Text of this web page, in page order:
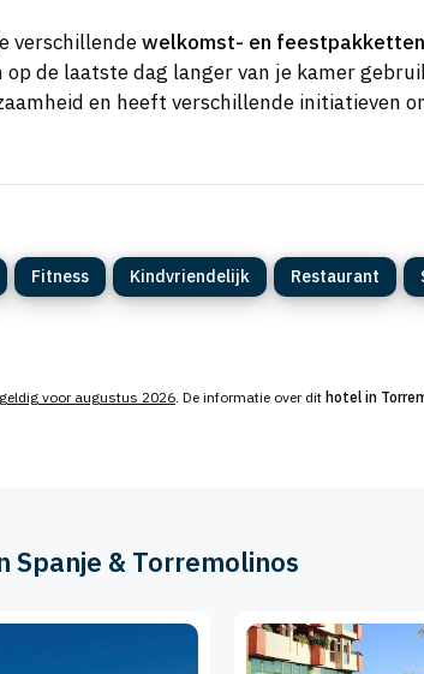
verschillendewelkomst- en feestpakketten
de laatste dag langer van je kamer
en heeft verschillende initiatieven
Fitness Kindvriendelijk Restaurant
geldig voor augustus 2026 . De informatie over dit hotel in
& Torremolinos